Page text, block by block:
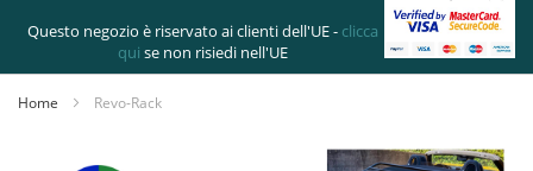
Questo negozio è riservato ai clienti dell'UE - clicca
qui se non risiedi nell'UE
Home Revo-Rack